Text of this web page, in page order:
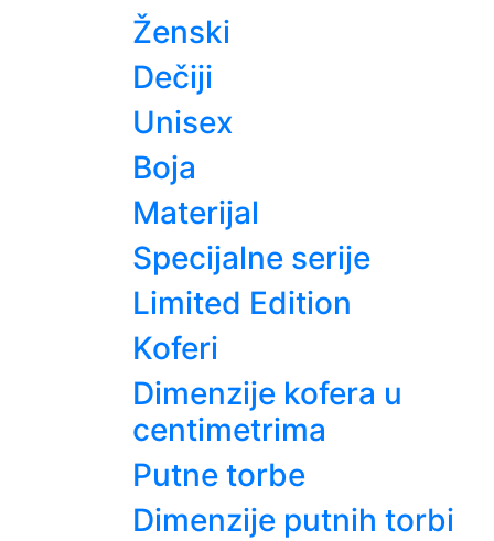
Ženski
Dečiji
Unisex
Boja
Materijal
Specijalne serije
Limited Edition
Koferi
Dimenzije kofera u
centimetrima
Putne torbe
Dimenzije putnih torbi